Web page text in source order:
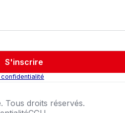
S'inscrire
Tous droits réservés.